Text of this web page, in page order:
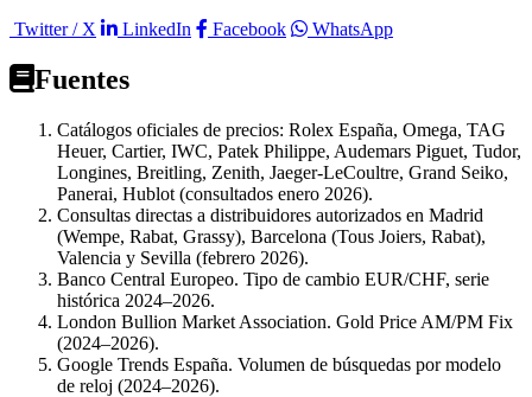
Twitter / X
LinkedIn Facebook WhatsApp
Fuentes
Catálogos oficiales de precios: Rolex España, Omega, TAG
Heuer, Cartier, IWC, Patek Philippe, Audemars Piguet, Tudor,
Longines, Breitling, Zenith, Jaeger-LeCoultre, Grand Seiko,
Panerai, Hublot (consultados enero 2026).
Consultas directas a distribuidores autorizados en Madrid
(Wempe, Rabat, Grassy), Barcelona (Tous Joiers, Rabat),
Valencia y Sevilla (febrero 2026).
Banco Central Europeo. Tipo de cambio EUR/CHF, serie
histórica 2024–2026.
London Bullion Market Association. Gold Price AM/PM Fix
(2024–2026).
Google Trends España. Volumen de búsquedas por modelo
de reloj (2024–2026).